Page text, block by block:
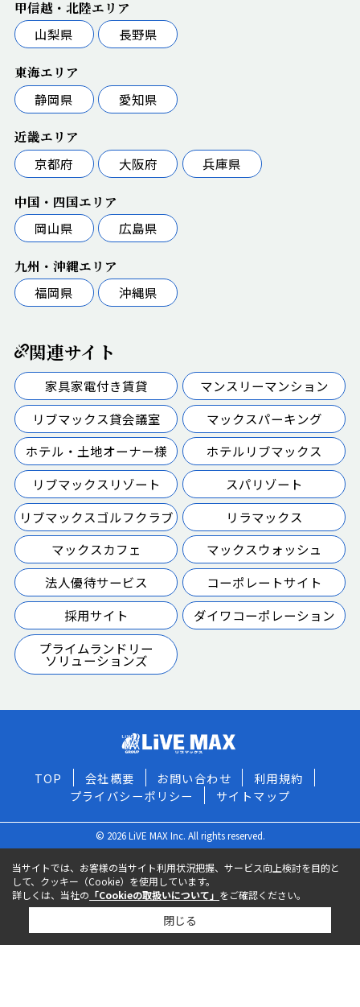
甲信越・北陸エリア
山梨県
長野県
東海エリア
静岡県
愛知県
近畿エリア
京都府
大阪府 兵庫県
中国・四国エリア
岡山県
広島県
九州・沖縄エリア
福岡県
沖縄県
関連サイト
家具家電付き賃貸
マンスリーマンション
リブマックス貸会議室
マックスパーキング
ホテル・土地オーナー様
ホテルリブマックス
リブマックスリゾート
スパリゾート
リブマックスゴルフクラブ
リラマックス
マックスカフェ
マックスウォッシュ
法人優待サービス
コーポレートサイト
採用サイト
ダイワコーポレーション
プライムランドリー
ソリューションズ
TOP 会社概要 お問い合わせ
利用規約
プライバシーポリシー
サイトマップ
© 2026 LiVE MAX Inc. All rights reserved.
当サイトでは、お客様の当サイト利用状況把握、サービス向上検討を目的と
して、クッキー（Cookie）を使用しています。
詳しくは、当社の 「Cookieの取扱いについて」 をご確認ください。
閉じる